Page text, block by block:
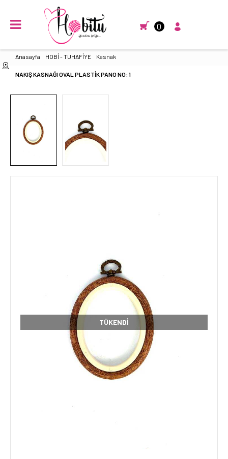
0
Anasayfa HOBİ - TUHAFİYE Kasnak
NAKIŞ KASNAĞI OVAL PLASTİK PANO NO: 1
TÜKENDI